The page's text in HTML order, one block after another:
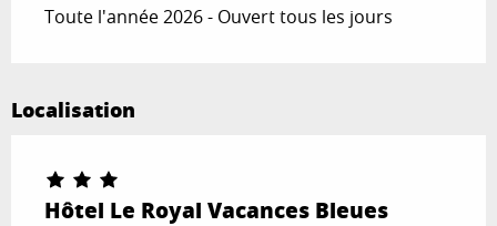
Toute l'année 2026 - Ouvert tous les jours
Localisation
Hôtel Le Royal Vacances Bleues